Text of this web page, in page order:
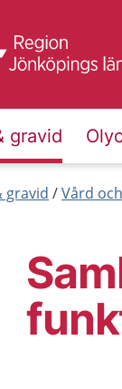
gravid
gravid Vård